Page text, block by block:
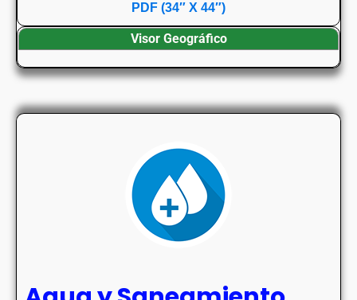
PDF (34″ X 44″)
Visor Geográfico